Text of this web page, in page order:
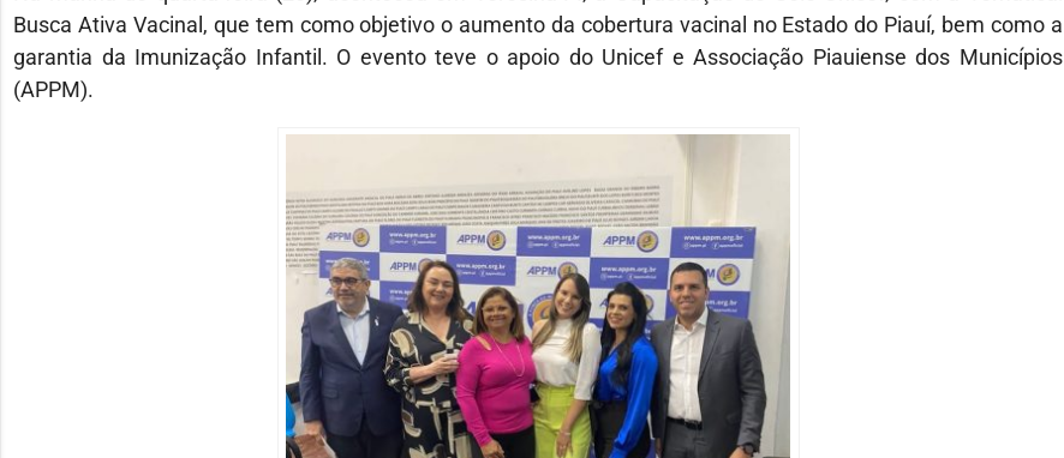
Busca Ativa Vacinal, que tem como objetivo o aumento da cobertura vacinal no Estado do Piauí, bem como a
garantia da Imunização Infantil. O evento teve o apoio do Unicef e Associação Piauiense dos Municípios
(APPM).